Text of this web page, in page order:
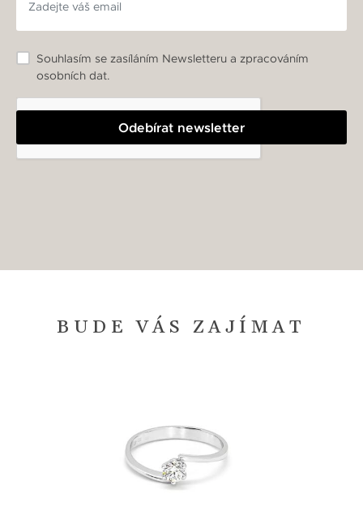
Odebírat newsletter
Souhlasím se zasíláním Newsletteru a zpracováním
osobních dat.
BUDE VÁS ZAJÍMAT